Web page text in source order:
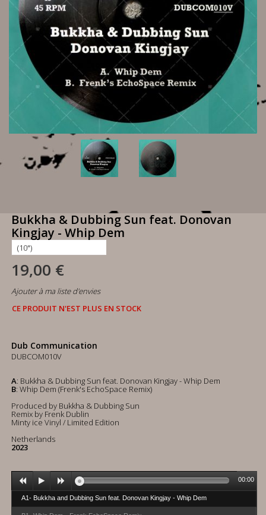
Bukkha & Dubbing Sun feat. Donovan
Kingjay - Whip Dem
19,00 €
Ajouter à ma liste d'envies
CE PRODUIT N'EST PLUS EN STOCK
Dub Communication
DUBCOM010V
A: Bukkha & Dubbing Sun feat. Donovan Kingjay - Whip Dem
B: Whip Dem (Frenk's EchoSpace Remix)
Produced by Bukkha & Dubbing Sun
Remix by Frenk Dublin
Minty ice Vinyl / Limited Edition
Netherlands
2023
A1- Bukkha and Dubbing Sun feat. Donovan Kingjay - Whip Dem
00:00